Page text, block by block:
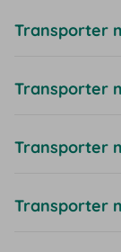
Transporter
Transporter
Transporter
Transporter